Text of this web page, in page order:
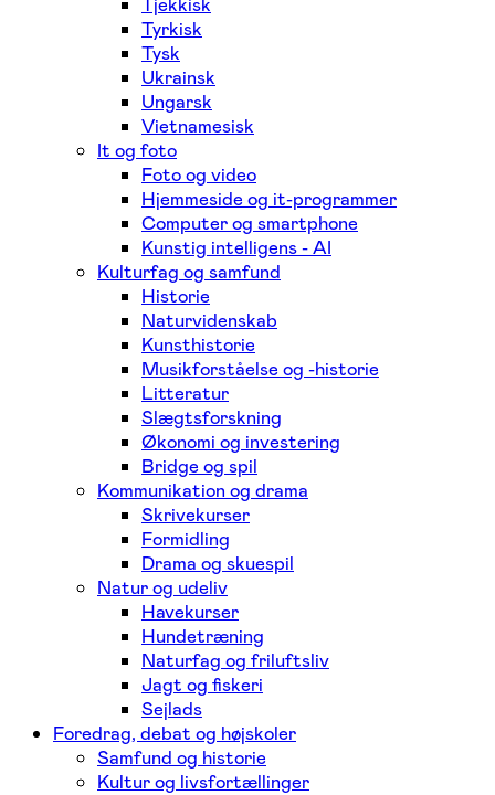
Tyrkisk
Tysk
Ukrainsk
Ungarsk
Vietnamesisk
It og foto
Foto og video
Hjemmeside og it-programmer
Computer og smartphone
Kunstig intelligens - AI
Kulturfag og samfund
Historie
Naturvidenskab
Kunsthistorie
Musikforståelse og -historie
Litteratur
Slægtsforskning
Økonomi og investering
Bridge og spil
Kommunikation og drama
Skrivekurser
Formidling
Drama og skuespil
Natur og udeliv
Havekurser
Hundetræning
Naturfag og friluftsliv
Jagt og fiskeri
Sejlads
Foredrag, debat og højskoler
Samfund og historie
Kultur og livsfortællinger